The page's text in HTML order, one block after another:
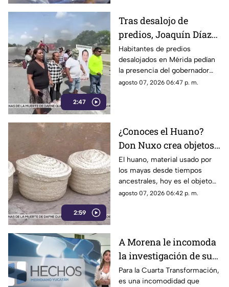
2:47
Tras desalojo de
predios, Joaquín Díaz
Mena mostró
desinterés por
problemáticas del
pueblo
Habitantes de predios
desalojados en Mérida pedían
la presencia del gobernador
Joaquín Díaz Mena, pero dejó
agosto 07, 2026 06:47 p. m.
2:59
¿Conoces el Huano?
Don Nuxo crea objetos
a partir de este material
ancestral en Yucatán
(+Video)
El huano, material usado por
los mayas desde tiempos
ancestrales, hoy es el objeto
de trabajo para don Nuxo.
agosto 07, 2026 06:42 p. m.
A Morena le incomoda
la investigación de sus
funcionarios por parte
de EU
Para la Cuarta Transformación,
es una incomodidad que